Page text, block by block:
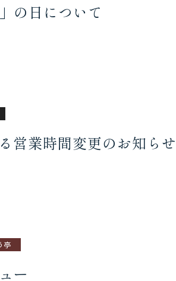
の日について
営業時間変更のお知らせ
亭
ー